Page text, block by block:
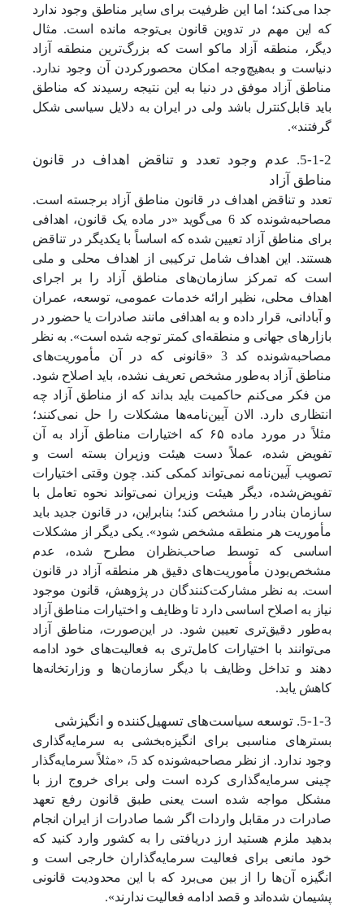
جدا می‌کند؛ اما این ظرفیت برای سایر مناطق وجود ندارد
که این مهم در تدوین قانون بی‌توجه مانده است. مثال
دیگر، منطقه آزاد ماکو است که بزرگ‌ترین منطقه آزاد
دنیاست و به‌هیچ‌وجه امکان محصورکردن آن وجود ندارد.
مناطق آزاد موفق در دنیا به این نتیجه رسیدند که مناطق
باید قابل‌کنترل باشد ولی در ایران به دلایل سیاسی شکل
گرفتند».
5-1-2. عدم وجود تعدد و تناقض اهداف در قانون
مناطق آزاد
تعدد و تناقض اهداف در قانون مناطق آزاد برجسته است.
مصاحبه‌شونده کد 6 می‌گوید «در ماده یک قانون، اهدافی
برای مناطق آزاد تعیین شده که اساساً با یکدیگر در تناقض
هستند. این اهداف شامل ترکیبی از اهداف محلی و ملی
است که تمرکز سازمان‌های مناطق آزاد را بر اجرای
اهداف محلی، نظیر ارائه خدمات عمومی، توسعه، عمران
و آبادانی، قرار داده و به اهدافی مانند صادرات یا حضور در
بازارهای جهانی و منطقه‌ای کمتر توجه شده است». به نظر
مصاحبه‌شونده کد 3 «قانونی که در آن مأموریت‌های
مناطق آزاد به‌طور مشخص تعریف نشده، باید اصلاح شود.
من فکر می‌کنم حاکمیت باید بداند که از مناطق آزاد چه
انتظاری دارد. الان آیین‌نامه‌ها مشکلات را حل نمی‌کنند؛
مثلاً در مورد ماده ۶۵ که اختیارات مناطق آزاد به آن
تفویض شده، عملاً دست هیئت وزیران بسته است و
تصویب آیین‌نامه نمی‌تواند کمکی کند. چون وقتی اختیارات
تفویض‌شده، دیگر هیئت وزیران نمی‌تواند نحوه تعامل با
سازمان بنادر را مشخص کند؛ بنابراین، در قانون جدید باید
مأموریت هر منطقه مشخص شود». یکی دیگر از مشکلات
اساسی که توسط صاحب‌نظران مطرح شده، عدم
مشخص‌بودن مأموریت‌های دقیق هر منطقه آزاد در قانون
است. به نظر مشارکت‌کنندگان در پژوهش، قانون موجود
نیاز به اصلاح اساسی دارد تا وظایف و اختیارات مناطق آزاد
به‌طور دقیق‌تری تعیین شود. در این‌صورت، مناطق آزاد
می‌توانند با اختیارات کامل‌تری به فعالیت‌های خود ادامه
دهند و تداخل وظایف با دیگر سازمان‌ها و وزارتخانه‌ها
کاهش یابد.
5-1-3. توسعه سیاست‌های تسهیل‌کننده و انگیزشی
بسترهای مناسبی برای انگیزه‌بخشی به سرمایه‌گذاری
وجود ندارد. از نظر مصاحبه‌شونده کد 5، «مثلاً سرمایه‌گذار
چینی سرمایه‌گذاری کرده است ولی برای خروج ارز با
مشکل مواجه شده است یعنی طبق قانون رفع تعهد
صادرات در مقابل واردات اگر شما صادرات از ایران انجام
بدهید ملزم هستید ارز دریافتی را به کشور وارد کنید که
خود مانعی برای فعالیت سرمایه‌گذاران خارجی است و
انگیزه آن‌ها را از بین می‌برد که با این محدودیت قانونی
پشیمان شده‌اند و قصد ادامه فعالیت ندارند».